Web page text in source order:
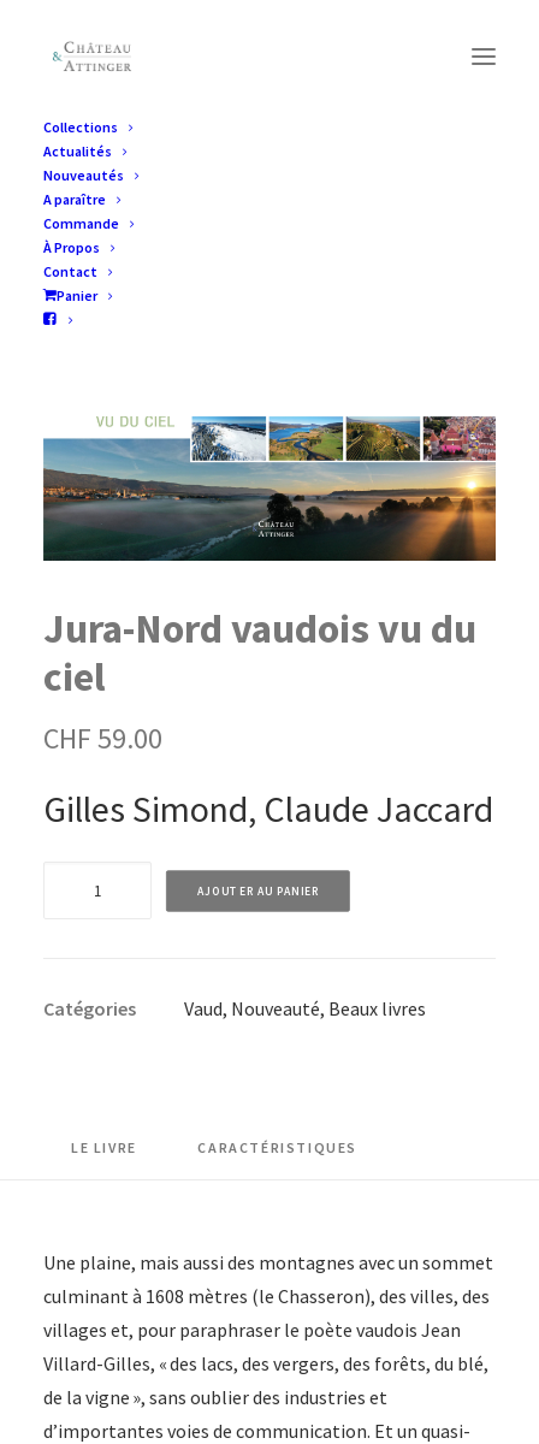
Collections
Actualités
Nouveautés
A paraître
Commande
À Propos
Contact
Panier
Jura-Nord vaudois vu du
ciel
CHF59.00
Gilles Simond, Claude Jaccard
vaudois
AJOUTER AU PANIER
Catégories Vaud, Nouveauté, Beaux livres
LE LIVRE CARACTÉRISTIQUES
Une plaine, mais aussi des montagnes avec un sommet
culminant à 1608 mètres (le Chasseron), des villes, des
villages et, pour paraphraser le poète vaudois Jean
Villard-Gilles, « des lacs, des vergers, des forêts, du blé,
de la vigne », sans oublier des industries et
d’importantes voies de communication. Et un quasi-